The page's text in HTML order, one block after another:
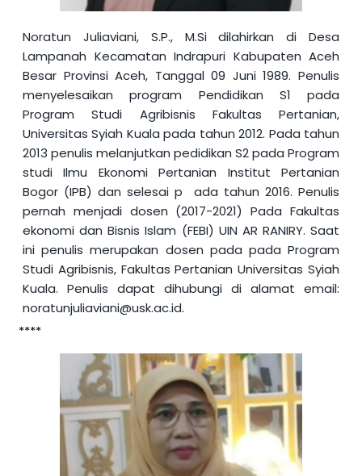
Noratun Juliaviani, S.P., M.Sidilahirkan di Desa
Lampanah Kecamatan Indrapuri Kabupaten Aceh
Besar Provinsi Aceh, Tanggal 09 Juni 1989. Penulis
menyelesaikan program Pendidikan S1 pada
Program Studi Agribisnis Fakultas Pertanian,
Universitas Syiah Kuala pada tahun 2012. Pada tahun
2013 penulis melanjutkan pedidikan S2 pada Program
studi Ilmu Ekonomi Pertanian Institut Pertanian
Bogor (IPB) dan selesai p ada tahun 2016. Penulis
pernah menjadi dosen (2017-2021) Pada Fakultas
ekonomi dan Bisnis Islam (FEBI) UIN AR RANIRY. Saat
ini penulis merupakan dosen pada pada Program
Studi Agribisnis, Fakultas Pertanian Universitas Syiah
Kuala. Penulis dapat dihubungi di alamat email:
noratunjuliaviani@usk.ac.id.
****